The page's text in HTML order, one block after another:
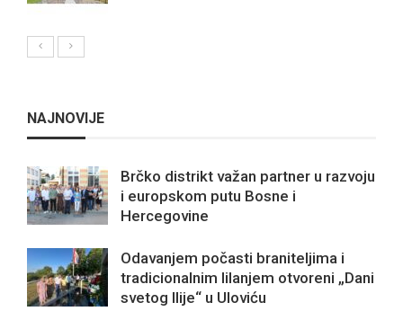
NAJNOVIJE
Brčko distrikt važan partner u razvoju
i europskom putu Bosne i
Hercegovine
Odavanjem počasti braniteljima i
tradicionalnim lilanjem otvoreni „Dani
svetog Ilije“ u Uloviću